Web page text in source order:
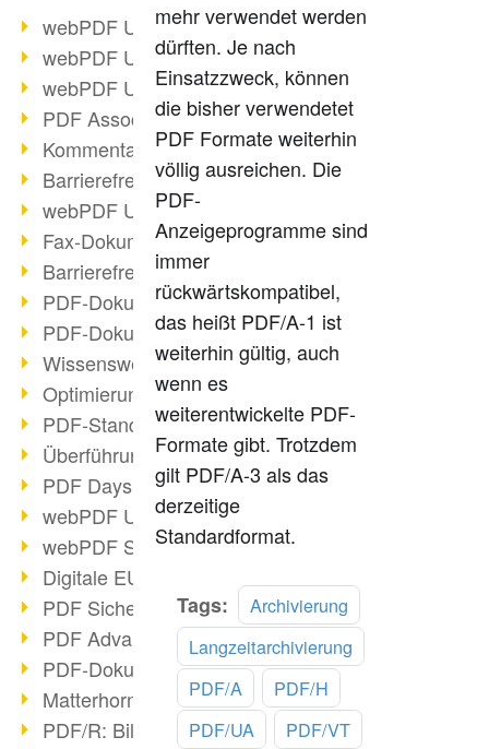
webPDF Update 8.0.0.2376
webPDF Update 8.0.0.2374
webPDF Update 8.0.0.2372
PDF Association 2021 Entwicklungen
Kommentare im PDF einfügen
Barrierefreie PDF-Dokumente (3/3)
webPDF Update 8.0.0.2338
Fax-Dokumente in Workflow
Barrierefreie PDF-Dokumente (2/3)
PDF-Dokumente mit OCR optimieren
PDF-Dokumente barrierefrei?
Wissenswertes über E-Signatur
Optimierung des PDF-Formats
PDF-Standards im Überblick
Überführung PDF/A in Archivsystem
PDF Days Europe 2021
webPDF Update 8.0.0.2282
webPDF Statistik-Auswertungen
Digitale EU COVID-Zertifikate
PDF Sicherheitseinstellungen
PDF Advanced Electronic Signature
PDF-Dokumente neu organisieren
Matterhorn Protokoll 1.1 verfügbar
PDF/R: Bildformat der Zukunft
mehr verwendet werden
dürften. Je nach
Einsatzzweck, können
die bisher verwendetet
PDF Formate weiterhin
völlig ausreichen. Die
PDF-
Anzeigeprogramme sind
immer
rückwärtskompatibel,
das heißt PDF/A-1 ist
weiterhin gültig, auch
wenn es
weiterentwickelte PDF-
Formate gibt. Trotzdem
gilt PDF/A-3 als das
derzeitige
Standardformat.
Tags:
Archivierung
Langzeitarchivierung
PDF/A
PDF/H
PDF/UA
PDF/VT